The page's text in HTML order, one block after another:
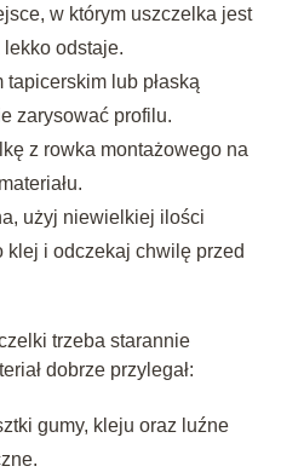
w którym uszczelka jest
odstaje.
lub płaską
zarysować profilu.
z rowka montażowego na
użyj niewielkiej ilości
klej i odczekaj chwilę przed
trzeba starannie
dobrze przylegał:
gumy, kleju oraz luźne